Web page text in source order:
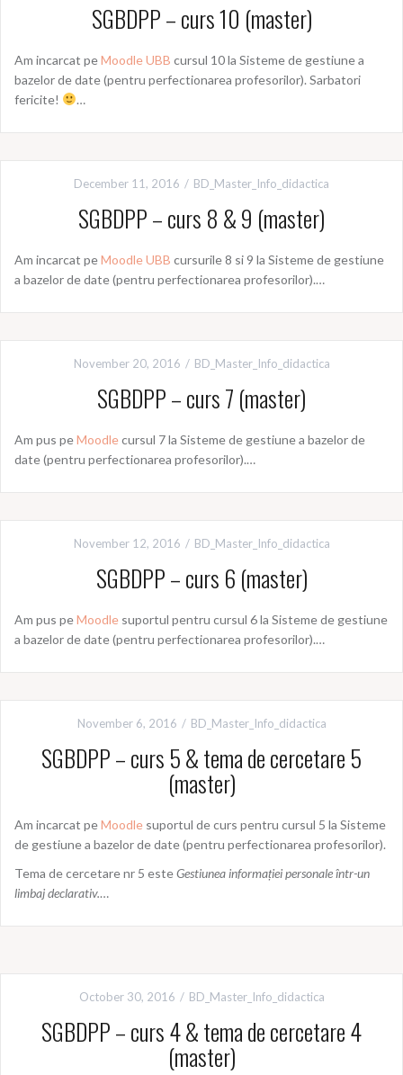
SGBDPP – curs 10 (master)
Am incarcat peMoodle UBB cursul 10 la Sisteme de gestiune a
bazelor de date (pentru perfectionarea profesorilor). Sarbatori
fericite!
…
December 11, 2016 BD_Master_Info_didactica
SGBDPP – curs 8 & 9 (master)
Am incarcat peMoodle UBB cursurile 8 si 9 la Sisteme de gestiune
a bazelor de date (pentru perfectionarea profesorilor).…
November 20, 2016 BD_Master_Info_didactica
SGBDPP – curs 7 (master)
Am pus peMoodlecursul 7 la Sisteme de gestiune a bazelor de
date (pentru perfectionarea profesorilor).…
November 12, 2016 BD_Master_Info_didactica
SGBDPP – curs 6 (master)
Am pus peMoodle suportul pentru cursul 6 la Sisteme de gestiune
a bazelor de date (pentru perfectionarea profesorilor).…
November 6, 2016 BD_Master_Info_didactica
SGBDPP – curs 5 & tema de cercetare 5
(master)
Am incarcat peMoodle suportul de curs pentru cursul 5 la Sisteme
de gestiune a bazelor de date (pentru perfectionarea profesorilor).
Tema de cercetare nr 5 esteGestiunea informației personale într-un
limbaj declarativ.…
October 30, 2016 BD_Master_Info_didactica
SGBDPP – curs 4 & tema de cercetare 4
(master)